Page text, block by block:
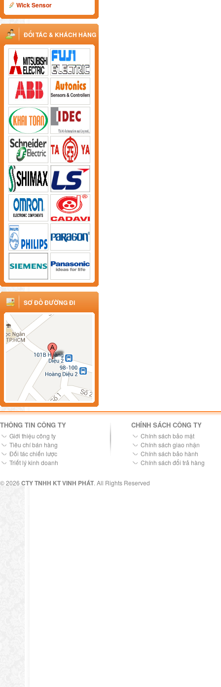
Wick Sensor
ĐỐI TÁC & KHÁCH HÀNG
SƠ ĐỒ ĐƯỜNG ĐI
THÔNG TIN CÔNG TY
Giới thiệu công ty
Tiêu chí bán hàng
Đối tác chiến lược
Triết lý kinh doanh
CHÍNH SÁCH CÔNG TY
Chính sách bảo mật
Chính sách giao nhận
Chính sách bảo hành
Chính sách đổi trả hàng
© 2026 CTY TNHH KT VINH PHÁT. All Rights Reserved